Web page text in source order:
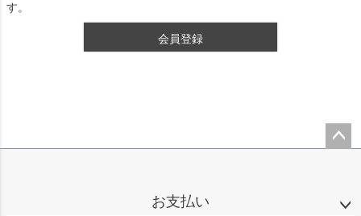
す。
会員登録
お支払い